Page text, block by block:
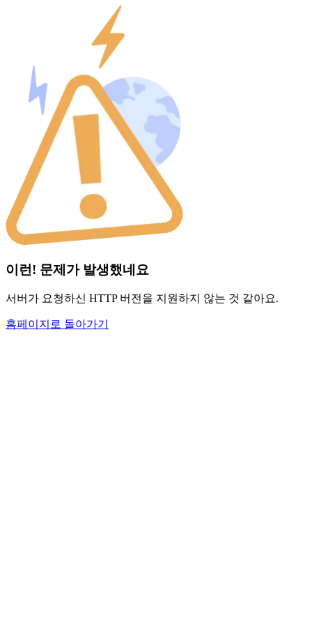
이런! 문제가 발생했네요
서버가 요청하신 HTTP 버전을 지원하지 않는 것 같아요.
홈페이지로 돌아가기